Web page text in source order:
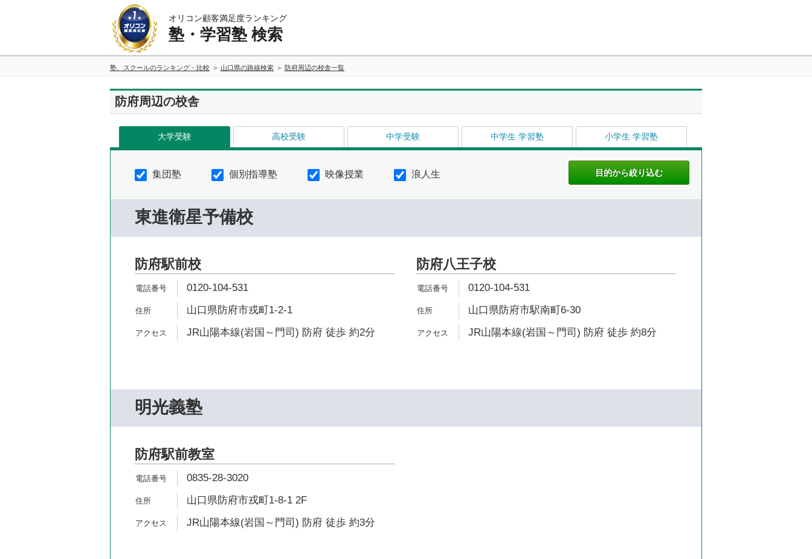
オリコン顧客満足度ランキング
塾・学習塾 検索
塾、スクールのランキング・比較 山口県の路線検索 防府周辺の校舎一覧
防府周辺の校舎
大学受験 高校受験 中学受験 中学生 学習塾 小学生 学習塾
集団塾 個別指導塾 映像授業 浪人生
東進衛星予備校
防府駅前校
0120-104-531
山口県防府市戎町1-2-1
JR山陽本線(岩国～門司) 防府 徒歩 約2分
防府八王子校
0120-104-531
山口県防府市駅南町6-30
JR山陽本線(岩国～門司) 防府 徒歩 約8分
明光義塾
防府駅前教室
0835-28-3020
山口県防府市戎町1-8-1 2F
JR山陽本線(岩国～門司) 防府 徒歩 約3分